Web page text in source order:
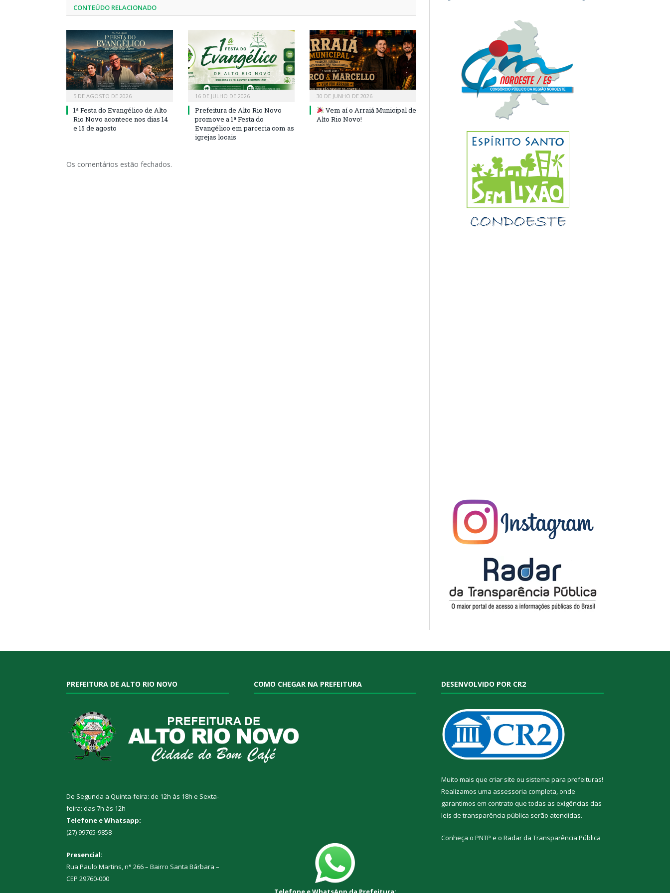
CONTEÚDO RELACIONADO
5 DE AGOSTO DE 2026
1ª Festa do Evangélico de Alto
Rio Novo acontece nos dias 14
e 15 de agosto
16 DE JULHO DE 2026
Prefeitura de Alto Rio Novo
promove a 1ª Festa do
Evangélico em parceria com as
igrejas locais
30 DE JUNHO DE 2026
Vem aí o Arraiá Municipal de
Alto Rio Novo!
Os comentários estão fechados.
PREFEITURA DE ALTO RIO NOVO
De Segunda a Quinta-feira: de 12h às 18h e Sexta-
feira: das 7h às 12h
Telefone e Whatsapp:
(27) 99765-9858
Presencial:
Rua Paulo Martins, n° 266 – Bairro Santa Bárbara –
CEP 29760-000
COMO CHEGAR NA PREFEITURA DESENVOLVIDO POR CR2
Muito mais que criar site ou sistema para prefeituras!
Realizamos uma assessoria completa, onde
garantimos em contrato que todas as exigências das
leis de transparência pública serão atendidas.
Conheça o PNTP e o Radar da Transparência Pública